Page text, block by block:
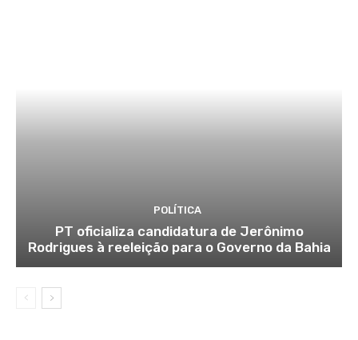
POLÍTICA
PT oficializa candidatura de Jerônimo
Rodrigues à reeleição para o Governo da Bahia